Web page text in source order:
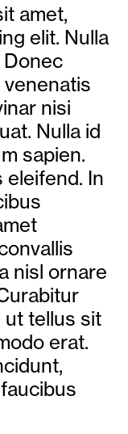
amet,
elit. Nulla
nisi
Nulla id
sapien.
In
nisl ornare
ut tellus sit
erat.